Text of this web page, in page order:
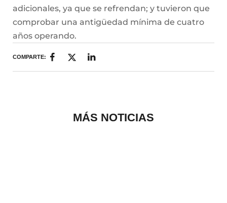
adicionales, ya que se refrendan; y tuvieron que
comprobar una antigüedad mínima de cuatro
años operando.
COMPARTE:
MÁS NOTICIAS